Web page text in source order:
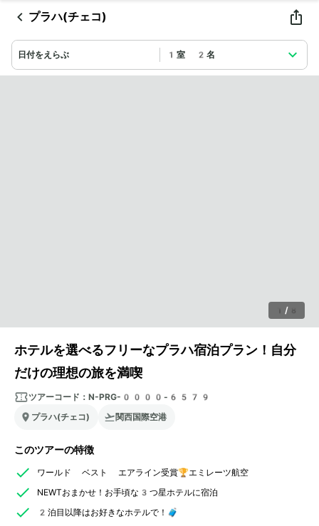
プラハ(チェコ)
日付をえらぶ 1室 2名
1 / 8
ホテルを選べるフリーなプラハ宿泊プラン！自分
だけの理想の旅を満喫
ツアーコード： N-PRG-0000-6579
プラハ(チェコ)
関西国際空港
このツアーの特徴
ワールド ベスト エアライン受賞🏆エミレーツ航空
NEWTおまかせ！お手頃な3つ星ホテルに宿泊
2泊目以降はお好きなホテルで！🧳